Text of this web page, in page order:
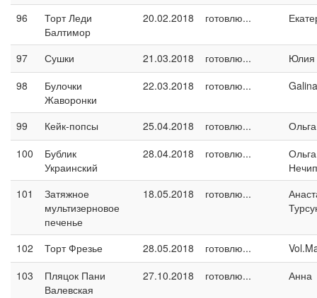
96
Торт Леди
Балтимор
20.02.2018 готовлю...
97 Сушки 21.03.2018 готовлю...
Юлия
98
Булочки
Жаворонки
22.03.2018 готовлю...
99 Кейк-попсы 25.04.2018 готовлю...
100
Бублик
Украинский
28.04.2018 готовлю...
Ольга
101
Затяжное
мультизерновое
печенье
18.05.2018 готовлю...
102 Торт Фрезье 28.05.2018 готовлю...
103
Пляцок Пани
Валевская
27.10.2018 готовлю... Анна